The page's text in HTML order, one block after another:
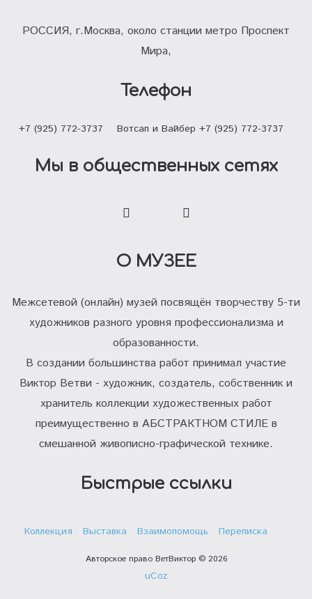
О МУЗЕЕ
Межсетевой (онлайн) музей посвящён творчеству 5-ти
художников разного уровня профессионализма и
образованности.
В создании большинства работ принимал участие
Виктор Ветви - художник, создатель, собственник и
хранитель коллекции художественных работ
преимущественно в АБСТРАКТНОМ СТИЛЕ в
смешанной живописно-графической технике.
Быстрые ссылки
Коллекция Выставка Взаимопомощь Переписка
Авторское право ВетВиктор © 2026
uCoz
РОССИЯ, г.Москва, около станции метро Проспект
Мира,
Телефон
+7 (925) 772-3737 Вотсап и Вайбер +7 (925) 772-3737
Мы в общественных сетях